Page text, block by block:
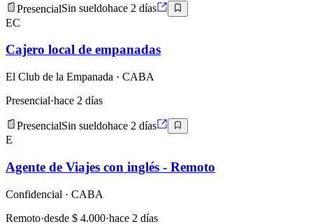
PresencialSin sueldohace 2 días
EC
Cajero local de empanadas
El Club de la Empanada · CABA
Presencial·hace 2 días
PresencialSin sueldohace 2 días
E
Agente de Viajes con inglés - Remoto
Confidencial · CABA
Remoto·desde $ 4.000·hace 2 días